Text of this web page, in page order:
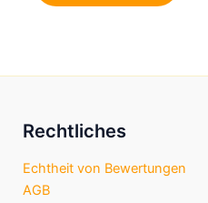
Rechtliches
Echtheit von Bewertungen
AGB